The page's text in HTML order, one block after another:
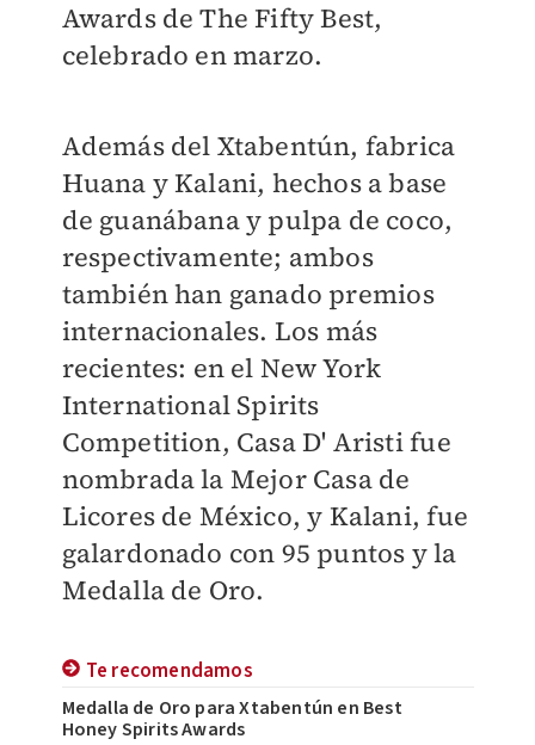
Awards de The Fifty Best,
celebrado en marzo.
Además del Xtabentún, fabrica
Huana y Kalani, hechos a base
de guanábana y pulpa de coco,
respectivamente; ambos
también han ganado premios
internacionales. Los más
recientes: en el New York
International Spirits
Competition, Casa D' Aristi fue
nombrada la Mejor Casa de
Licores de México, y Kalani, fue
galardonado con 95 puntos y la
Medalla de Oro.
Te recomendamos
Medalla de Oro para Xtabentún en Best
Honey Spirits Awards